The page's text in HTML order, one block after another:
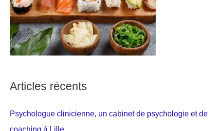
Articles récents
Psychologue clinicienne, un cabinet de psychologie et de
coaching à Lille